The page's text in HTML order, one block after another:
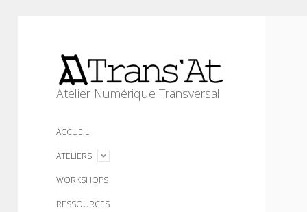
Trans'At
Atelier Numérique Transversal
ACCUEIL
ATELIERS
open
menu
WORKSHOPS
RESSOURCES